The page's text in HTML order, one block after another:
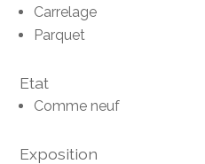
Carrelage
Parquet
Etat
Comme neuf
Exposition